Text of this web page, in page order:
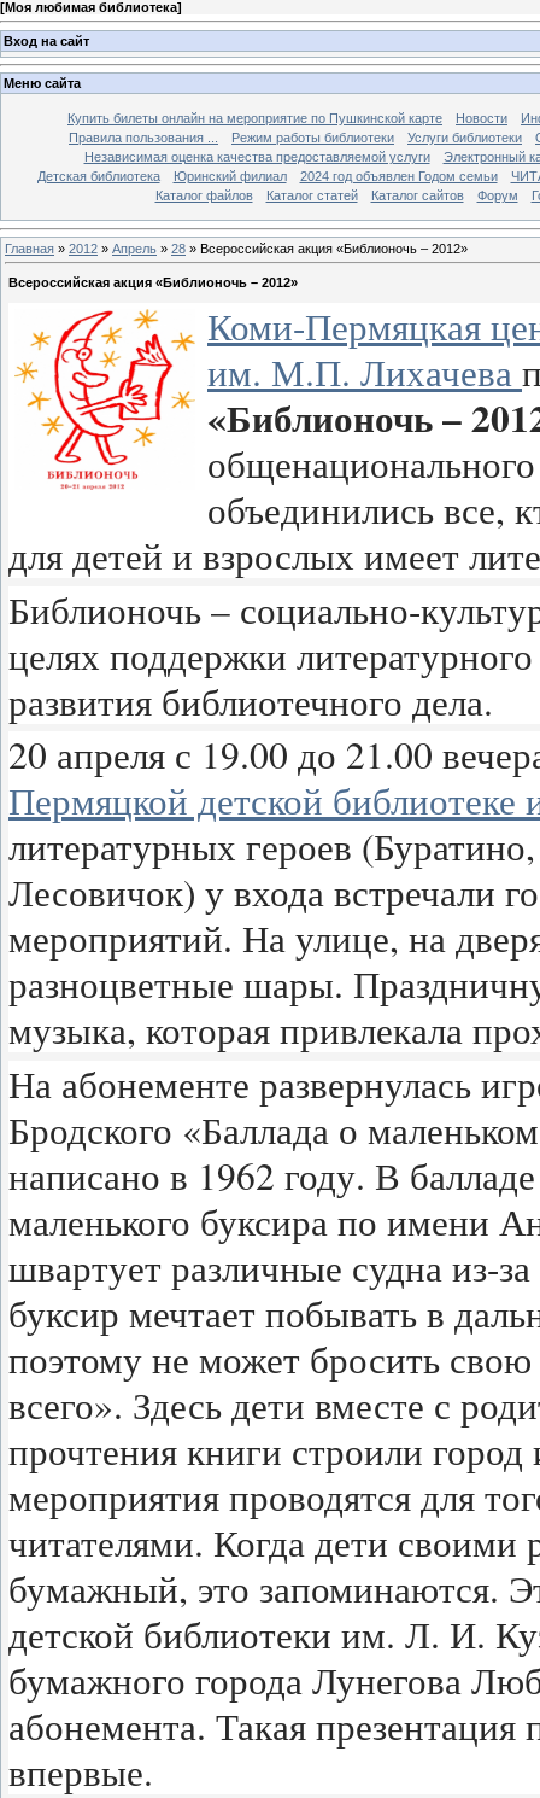
[Моя любимая библиотека]
Вход на сайт
Меню сайта
Купить билеты онлайн на мероприятие по Пушкинской карте Новости
Правила пользования ...
Режим работы библиотеки Услуги библиотеки
Независимая оценка качества предоставляемой услуги
Электронный
Детская библиотека
Юринский филиал 2024 год объявлен Годом семьи
Каталог файлов
Каталог статей Каталог сайтов Форум
Главная » 2012 » Апрель » 28 » Всероссийская акция «Библионочь – 2012»
Всероссийская акция «Библионочь – 2012»
Коми-Пермяцкая
им. М.П. Лихачева
«Библионочь –
объединились все,
для детей и взрослых имеет
Библионочь – социально-
целях поддержки
развития библиотечного дела.
20 апреля с 19.00 до 21.00
Пермяцкой детской
литературных героев
Лесовичок) у входа встречали
мероприятий. На улице, на
разноцветные шары.
музыка, которая привлекала
На абонементе развернулась
Бродского «Баллада о
написано в 1962 году. В
маленького буксира по имени
швартует различные судна из-
буксир мечтает побывать в
поэтому не может бросить
всего». Здесь дети вместе с
прочтения книги строили
мероприятия проводятся для
читателями. Когда дети своими
бумажный, это запоминаются.
детской библиотеки им. Л. И.
бумажного города Лунегова
абонемента. Такая
впервые.